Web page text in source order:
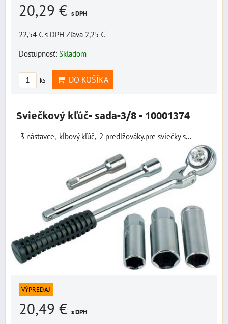
20,29 € s DPH
22,54 €s DPH Zľava 2,25 €
Dostupnosť: Skladom
ks DO KOŠÍKA
Sviečkový kľúč- sada-3/8 - 10001374
- 3 nástavce,- kĺbový kľúč,- 2 predlžováky.pre sviečky s...
VÝPREDAJ
20,49 € s DPH